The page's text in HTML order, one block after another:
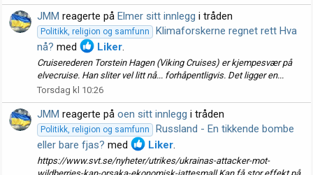
JMM reagerte på Elmer sitt innlegg i tråden
Politikk, religion og samfunn
Klimaforskerne regnet rett Hva
nå? med Liker.
Cruiserederen Torstein Hagen (Viking Cruises) er kjempesvær på
elvecruise. Han sliter vel litt nå... forhåpentligvis. Det ligger en...
Torsdag kl 10:26
JMM reagerte på oen sitt innlegg i tråden
Politikk, religion og samfunn
Russland - En tikkende bombe
eller bare fjas? med Liker.
https://www.svt.se/nyheter/utrikes/ukrainas-attacker-mot-